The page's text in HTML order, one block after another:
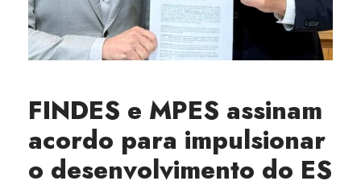
FINDES e MPES assinam
acordo para impulsionar
o desenvolvimento do ES